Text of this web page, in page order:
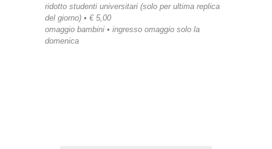
ridotto studenti universitari (solo per ultima replica
del giorno) • € 5,00
omaggio bambini • ingresso omaggio solo la
domenica